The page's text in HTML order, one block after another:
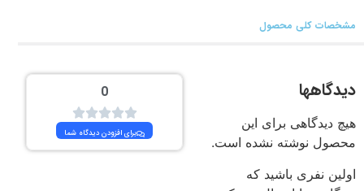
مشخصات کلی محصول
دیدگاهها
هیچ دیدگاهی برای این
محصول نوشته نشده است.
اولین نفری باشید که
0
برای افزودن دیدگاه شما